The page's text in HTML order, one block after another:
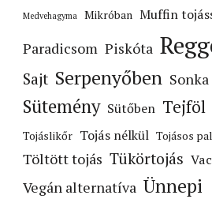
Medvehagyma Mikróban Muffin
Paradicsom Piskóta
Sajt Serpenyőben Sonka
Sütemény Sütőben Tejföl
Tojáslikőr Tojás nélkül Tojásos
Töltött tojás Tükörtojás
Vegán alternatíva Ünnepi